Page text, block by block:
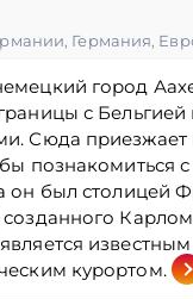
, Германия,
город
с Бельгией
Сюда приезжает
познакомиться
он был столицей
созданного
курортом.